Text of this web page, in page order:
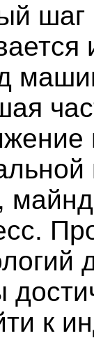
шаг
к